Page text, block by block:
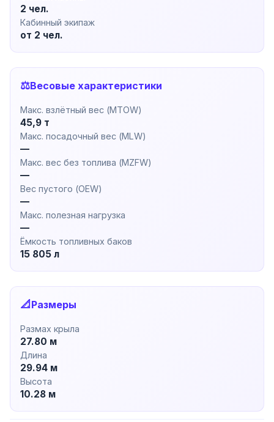
2 чел.
Кабинный экипаж
от 2 чел.
⚖️Весовые характеристики
Макс. взлётный вес (MTOW)
45,9 т
Макс. посадочный вес (MLW)
—
Макс. вес без топлива (MZFW)
—
Вес пустого (OEW)
—
Макс. полезная нагрузка
—
Ёмкость топливных баков
15 805 л
📐 Размеры
Размах крыла
27.80 м
Длина
29.94 м
Высота
10.28 м